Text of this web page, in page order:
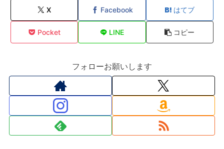
X Facebook はてブ
Pocket LINE コピー
フォローお願いします